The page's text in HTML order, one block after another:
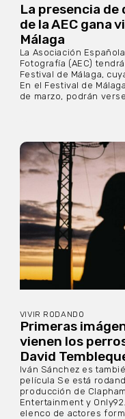
La presencia
de la AEC gana
Málaga
La Asociación
Fotografía (AEC)
Festival de Málaga,
En el Festival de
de marzo, podrán
VIVIR RODANDO
Primeras
vienen los
David
Iván Sánchez es
película Se está
producción de
Entertainment y
elenco de actores